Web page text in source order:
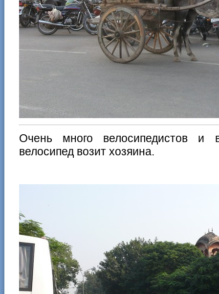
Очень много велосипедистов и
велосипед возит хозяина.